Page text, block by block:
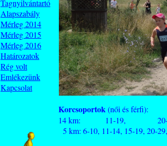
Tagnyilvántartó
Alapszabály
Mérleg 2014
Mérleg 2015
Mérleg 2016
Határozatok
Rég volt
Emlékezünk
Kapcsolat
Korcsoportok(női és férfi):
14 km: 11-19, 20-29, 30-
5 km: 6-10, 11-14, 15-19, 20-